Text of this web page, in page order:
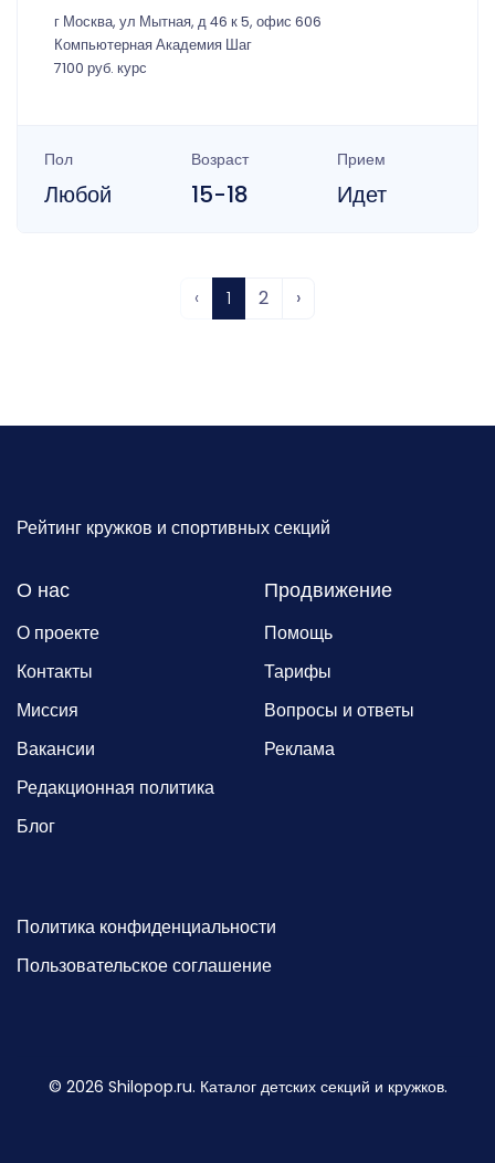
г Москва, ул Мытная, д 46 к 5, офис 606
Компьютерная Академия Шаг
7100 руб. курс
Пол
Любой
Возраст
15-18
Прием
Идет
‹ 1 2 ›
Рейтинг кружков и спортивных секций
О нас
О проекте
Контакты
Миссия
Вакансии
Редакционная политика
Блог
Продвижение
Помощь
Тарифы
Вопросы и ответы
Реклама
Политика конфиденциальности
Пользовательское соглашение
© 2026 Shilopop.ru. Каталог детских секций и кружков.